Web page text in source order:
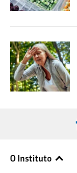
O Instituto